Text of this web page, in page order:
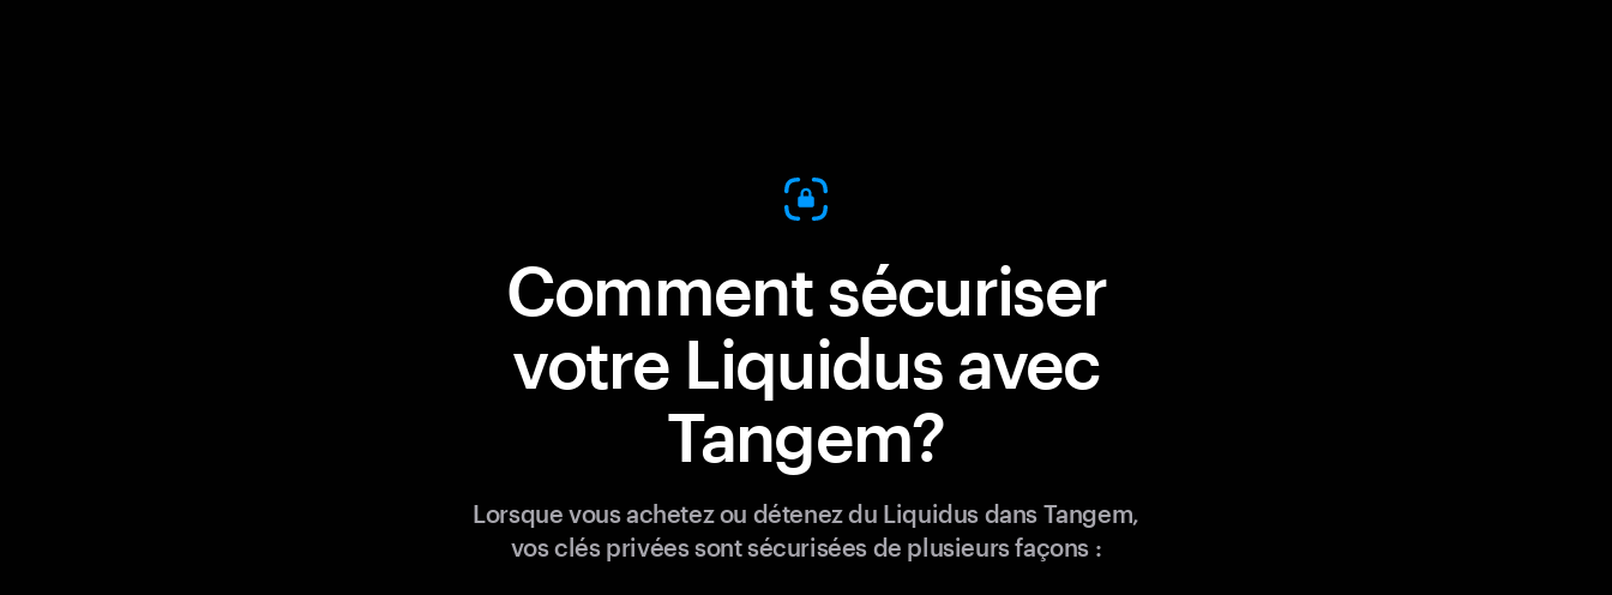
Comment sécuriser
votre Liquidus avec
Tangem?
Lorsque vous achetez ou détenez du Liquidus dans Tangem,
vos clés privées sont sécurisées de plusieurs façons :